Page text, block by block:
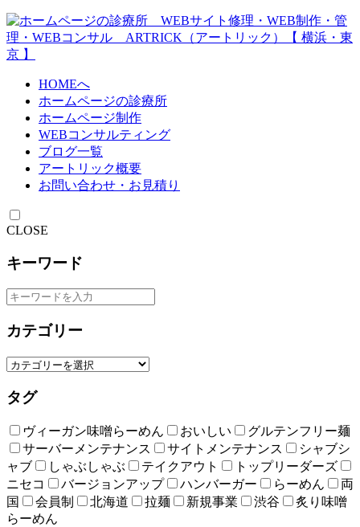
HOMEへ
ホームページの診療所
ホームページ制作
WEBコンサルティング
ブログ一覧
アートリック概要
お問い合わせ・お見積り
CLOSE
キーワード
カテゴリー
タグ
ヴィーガン味噌らーめん おいしい
グルテンフリー麺
サーバーメンテナンス
サイトメンテナンス
シャブシ
ャブ
しゃぶしゃぶ テイクアウト
トップリーダーズ
ニセコ
バージョンアップ ハンバーガー らーめん
両
国
会員制 北海道 拉麺 新規事業 渋谷
炙り味噌
らーめん